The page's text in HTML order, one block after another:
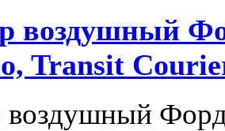
воздушный
Transit